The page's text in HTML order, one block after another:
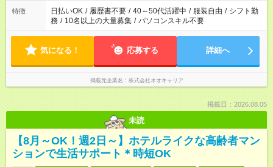
特徴 日払いOK / 履歴書不要 / 40～50代活躍中 / 服装自由 / シフト勤
務 / 10名以上の大量募集 / パソコンスキル不要
気になる！ 応募する 詳細へ
掲載元企業名 株式会社ネオキャリア
掲載日：2026.08.05
未読
【8月～OK！週2日～】ホテルライクな高齢者マン
ションで生活サポート＊時短OK